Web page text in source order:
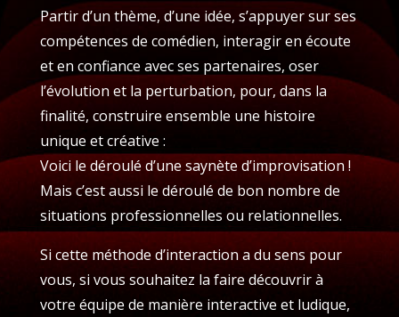
Partir d’un thème, d’une idée, s’appuyer sur ses
compétences de comédien, interagir en écoute
et en confiance avec ses partenaires, oser
l’évolution et la perturbation, pour, dans la
finalité, construire ensemble une histoire
unique et créative :
Voici le déroulé d’une saynète d’improvisation !
Mais c’est aussi le déroulé de bon nombre de
situations professionnelles ou relationnelles.
Si cette méthode d’interaction a du sens pour
vous, si vous souhaitez la faire découvrir à
votre équipe de manière interactive et ludique,